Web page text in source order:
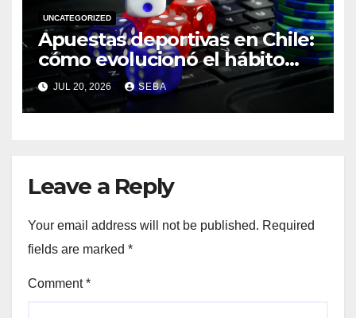
UNCATEGORIZED
Apuestas deportivas en Chile:
cómo evolucionó el hábito
del hincha en la era digital
JUL 20, 2026 SEBA
Leave a Reply
Your email address will not be published. Required
fields are marked *
Comment*